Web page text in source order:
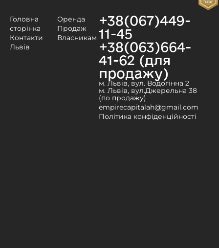
Головна
сторінка
Контакти
Львів
Оренда
Продаж
Власникам
+38(067)449-
11-45
+38(063)664-
41-62 (для
продажу)
м. Львів, вул. Водогінна 2
м. Львів, вул.Джерельна 38
(по продажу)
empirecapitalah@gmail.com
Політика конфіденційності